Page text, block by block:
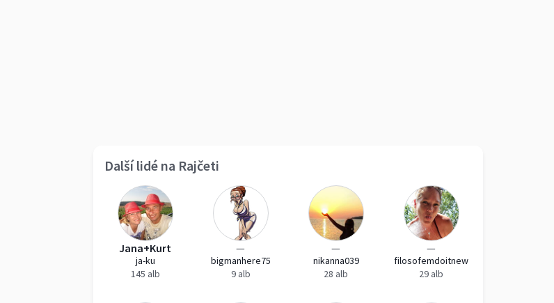
Další lidé na Rajčeti
Jana+Kurt
ja-ku
145 alb
—
bigmanhere75
9 alb
—
nikanna039
28 alb
—
filosofemdoitnew
29 alb